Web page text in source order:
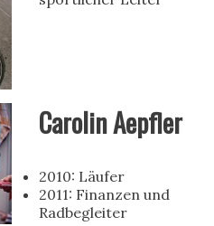
Carolin Aepfler
2010: Läufer
2011: Finanzen und
Radbegleiter